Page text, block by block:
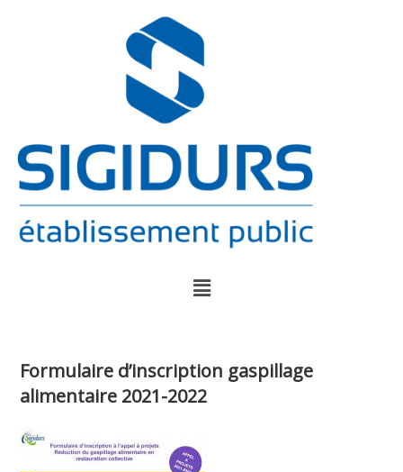
Formulaire d’inscription gaspillage
alimentaire 2021-2022